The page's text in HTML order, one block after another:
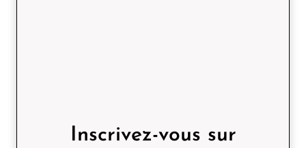
Inscrivez-vous sur